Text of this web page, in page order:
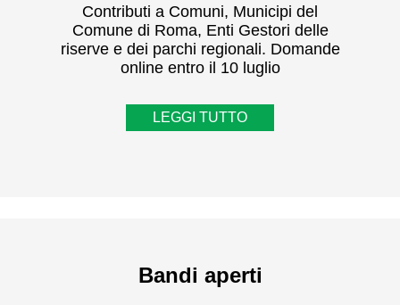
Contributi a Comuni, Municipi del
Comune di Roma, Enti Gestori delle
riserve e dei parchi regionali. Domande
online entro il 10 luglio
LEGGI TUTTO
Bandi aperti